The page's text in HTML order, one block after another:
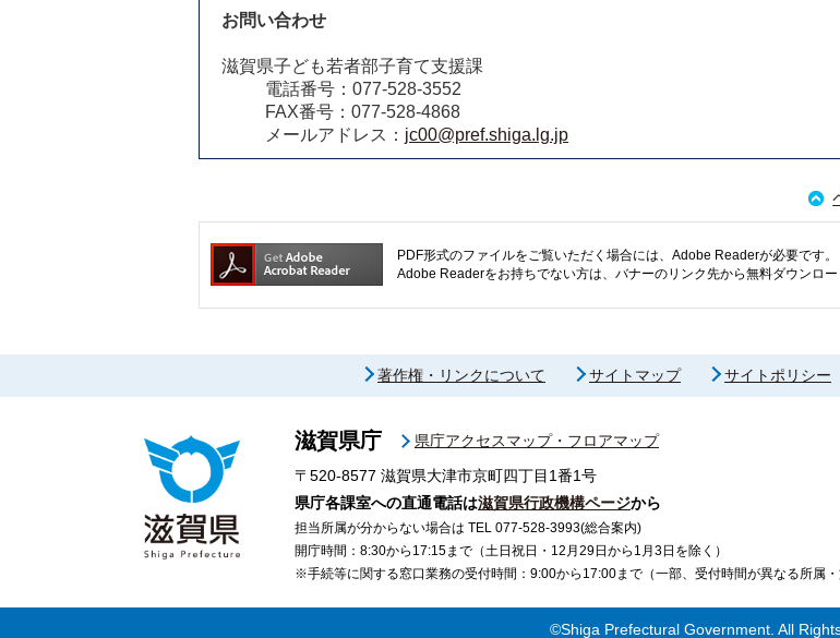
お問い合わせ
滋賀県子ども若者部子育て支援課
電話番号：077-528-3552
FAX番号：077-528-4868
メールアドレス： jc00@pref.shiga.lg.jp
PDF形式のファイルをご覧いただく場合には、Adobe Readerが必要です。
Adobe Readerをお持ちでない方は、バナーのリンク先から無料ダウンロー
著作権・リンクについて サイトマップ サイトポリシー
滋賀県庁
県庁アクセスマップ・フロアマップ
〒520-8577 滋賀県大津市京町四丁目1番1号
県庁各課室への直通電話は滋賀県行政機構ページから
担当所属が分からない場合は TEL 077-528-3993(総合案内)
開庁時間：8:30から17:15まで（土日祝日・12月29日から1月3日を除く）
※手続等に関する窓口業務の受付時間：9:00から17:00まで（一部、受付時間が異なる所属・
©Shiga Prefectural Government. All